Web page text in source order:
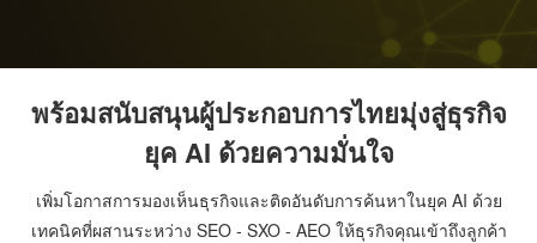
พร้อมสนับสนุนผู้ประกอบการไทยมุ่งสู่ธุรกิจ
ยุค AI ด้วยความมั่นใจ
เพิ่มโอกาสการมองเห็นธุรกิจและติดอันดับการค้นหาในยุค AI ด้วย
เทคนิคที่ผสานระหว่าง SEO - SXO - AEO ให้ธุรกิจคุณเข้าถึงลูกค้า